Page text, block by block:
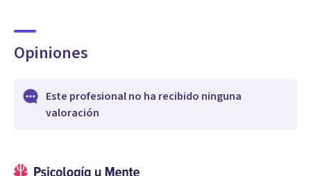
Opiniones
Este profesional no ha recibido ninguna
valoración